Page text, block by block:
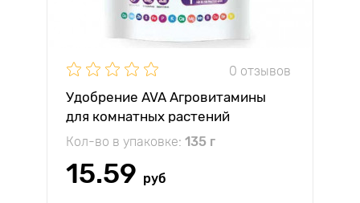
0 отзывов
Удобрение AVA Агровитамины
для комнатных растений
Кол-во в упаковке: 135 г
15.59 руб